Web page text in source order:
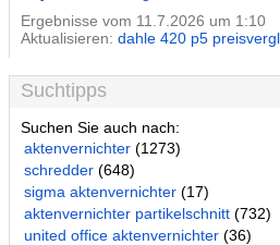
Ergebnisse vom 11.7.2026 um 1:10
Aktualisieren: dahle 420 p5
Suchtipps
Suchen Sie auch nach:
aktenvernichter (1273)
schredder (648)
sigma aktenvernichter (17)
aktenvernichter partikelschnitt (732)
united office aktenvernichter (36)